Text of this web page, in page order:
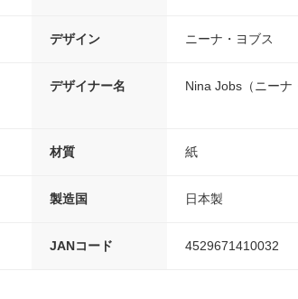
デザイン ニーナ・ヨブス
デザイナー名 Nina Jobs（ニーナ
材質 紙
製造国 日本製
JANコード 4529671410032